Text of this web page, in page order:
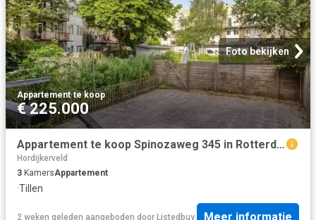
Foto bekijken
Appartement·te koop
€ 225.000
Appartement te koop Spinozaweg 345 in Rotterdam voor € 225.000
Hordijkerveld
3 KamersAppartement
·Tillen
2 weken geleden aangeboden door Listedbuy Meer informatie